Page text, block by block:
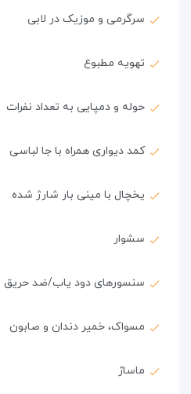
سرگرمی و موزیک در لابی
تهویه مطبوع
حوله و دمپایی به تعداد نفرات
کمد دیواری همراه با جا لباسی
یخچال با مینی بار شارژ شده
سشوار
سنسورهای دود یاب/ضد حریق
مسواک، خمیر دندان و صابون
ماساژ